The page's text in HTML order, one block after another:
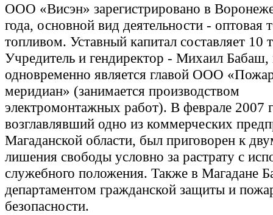
ООО «Висэн» зарегистрировано в
года, основной вид деятельности - оптовая
топливом. Уставный капитал составляет 10
Учредитель и гендиректор - Михаил Бабаш,
одновременно является главой ООО
меридиан» (занимается производством
электромонтажных работ). В феврале 2007
возглавлявший одно из коммерческих
Магаданской области, был приговорен к
лишения свободы условно за растрату с
служебного положения. Также в Магадане
департаментом гражданской защиты и
безопасности.